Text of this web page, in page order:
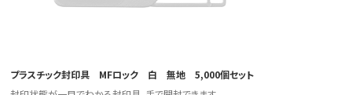
プラスチック封印具 MFロック 白 無地 5,000個セット